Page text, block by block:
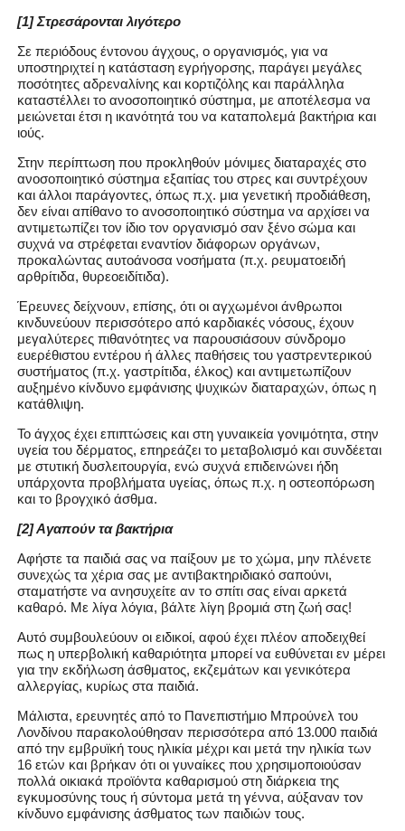
[1] Στρεσάρονται λιγότερο
Σε περιόδους έντονου άγχους, ο οργανισμός, για να
υποστηριχτεί η κατάσταση εγρήγορσης, παράγει μεγάλες
ποσότητες αδρεναλίνης και κορτιζόλης και παράλληλα
καταστέλλει το ανοσοποιητικό σύστημα, με αποτέλεσμα να
μειώνεται έτσι η ικανότητά του να καταπολεμά βακτήρια και
ιούς.
Στην περίπτωση που προκληθούν μόνιμες διαταραχές στο
ανοσοποιητικό σύστημα εξαιτίας του στρες και συντρέχουν
και άλλοι παράγοντες, όπως π.χ. μια γενετική προδιάθεση,
δεν είναι απίθανο το ανοσοποιητικό σύστημα να αρχίσει να
αντιμετωπίζει τον ίδιο τον οργανισμό σαν ξένο σώμα και
συχνά να στρέφεται εναντίον διάφορων οργάνων,
προκαλώντας αυτοάνοσα νοσήματα (π.χ. ρευματοειδή
αρθρίτιδα, θυρεοειδίτιδα).
Έρευνες δείχνουν, επίσης, ότι οι αγχωμένοι άνθρωποι
κινδυνεύουν περισσότερο από καρδιακές νόσους, έχουν
μεγαλύτερες πιθανότητες να παρουσιάσουν σύνδρομο
ευερέθιστου εντέρου ή άλλες παθήσεις του γαστρεντερικού
συστήματος (π.χ. γαστρίτιδα, έλκος) και αντιμετωπίζουν
αυξημένο κίνδυνο εμφάνισης ψυχικών διαταραχών, όπως η
κατάθλιψη.
Το άγχος έχει επιπτώσεις και στη γυναικεία γονιμότητα, στην
υγεία του δέρματος, επηρεάζει το μεταβολισμό και συνδέεται
με στυτική δυσλειτουργία, ενώ συχνά επιδεινώνει ήδη
υπάρχοντα προβλήματα υγείας, όπως π.χ. η οστεοπόρωση
και το βρογχικό άσθμα.
[2] Αγαπούν τα βακτήρια
Αφήστε τα παιδιά σας να παίξουν με το χώμα, μην πλένετε
συνεχώς τα χέρια σας με αντιβακτηριδιακό σαπούνι,
σταματήστε να ανησυχείτε αν το σπίτι σας είναι αρκετά
καθαρό. Με λίγα λόγια, βάλτε λίγη βρομιά στη ζωή σας!
Αυτό συμβουλεύουν οι ειδικοί, αφού έχει πλέον αποδειχθεί
πως η υπερβολική καθαριότητα μπορεί να ευθύνεται εν μέρει
για την εκδήλωση άσθματος, εκζεμάτων και γενικότερα
αλλεργίας, κυρίως στα παιδιά.
Μάλιστα, ερευνητές από το Πανεπιστήμιο Μπρούνελ του
Λονδίνου παρακολούθησαν περισσότερα από 13.000 παιδιά
από την εμβρυϊκή τους ηλικία μέχρι και μετά την ηλικία των
16 ετών και βρήκαν ότι οι γυναίκες που χρησιμοποιούσαν
πολλά οικιακά προϊόντα καθαρισμού στη διάρκεια της
εγκυμοσύνης τους ή σύντομα μετά τη γέννα, αύξαναν τον
κίνδυνο εμφάνισης άσθματος των παιδιών τους.